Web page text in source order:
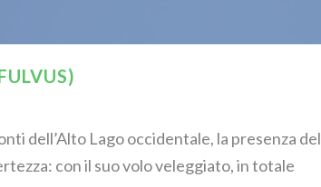
dell’Alto Lago occidentale, la presenza del
con il suo volo veleggiato, in totale